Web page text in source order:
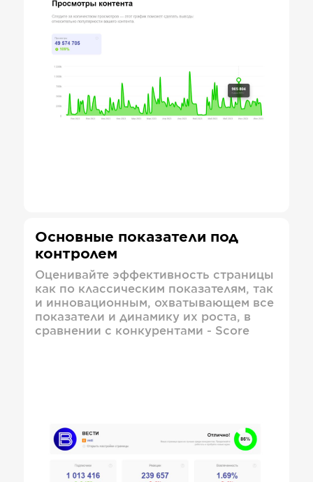
Основные показатели под
контролем
Оценивайте эффективность страницы
как по классическим показателям, так
и инновационным, охватывающем все
показатели и динамику их роста, в
сравнении с конкурентами - Score